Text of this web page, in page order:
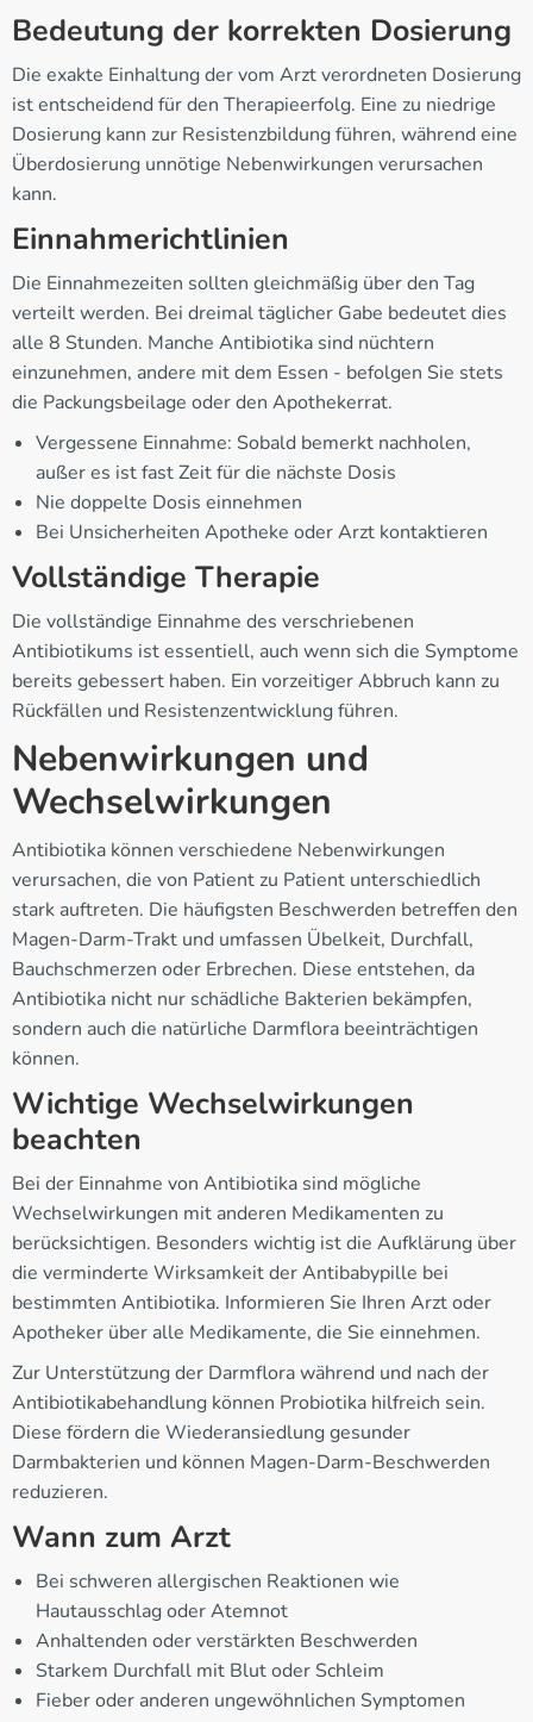
Bedeutung der korrekten Dosierung
Die exakte Einhaltung der vom Arzt verordneten Dosierung
ist entscheidend für den Therapieerfolg. Eine zu niedrige
Dosierung kann zur Resistenzbildung führen, während eine
Überdosierung unnötige Nebenwirkungen verursachen
kann.
Einnahmerichtlinien
Die Einnahmezeiten sollten gleichmäßig über den Tag
verteilt werden. Bei dreimal täglicher Gabe bedeutet dies
alle 8 Stunden. Manche Antibiotika sind nüchtern
einzunehmen, andere mit dem Essen - befolgen Sie stets
die Packungsbeilage oder den Apothekerrat.
Vergessene Einnahme: Sobald bemerkt nachholen,
außer es ist fast Zeit für die nächste Dosis
Nie doppelte Dosis einnehmen
Bei Unsicherheiten Apotheke oder Arzt kontaktieren
Vollständige Therapie
Die vollständige Einnahme des verschriebenen
Antibiotikums ist essentiell, auch wenn sich die Symptome
bereits gebessert haben. Ein vorzeitiger Abbruch kann zu
Rückfällen und Resistenzentwicklung führen.
Nebenwirkungen und
Wechselwirkungen
Antibiotika können verschiedene Nebenwirkungen
verursachen, die von Patient zu Patient unterschiedlich
stark auftreten. Die häufigsten Beschwerden betreffen den
Magen-Darm-Trakt und umfassen Übelkeit, Durchfall,
Bauchschmerzen oder Erbrechen. Diese entstehen, da
Antibiotika nicht nur schädliche Bakterien bekämpfen,
sondern auch die natürliche Darmflora beeinträchtigen
können.
Wichtige Wechselwirkungen
beachten
Bei der Einnahme von Antibiotika sind mögliche
Wechselwirkungen mit anderen Medikamenten zu
berücksichtigen. Besonders wichtig ist die Aufklärung über
die verminderte Wirksamkeit der Antibabypille bei
bestimmten Antibiotika. Informieren Sie Ihren Arzt oder
Apotheker über alle Medikamente, die Sie einnehmen.
Zur Unterstützung der Darmflora während und nach der
Antibiotikabehandlung können Probiotika hilfreich sein.
Diese fördern die Wiederansiedlung gesunder
Darmbakterien und können Magen-Darm-Beschwerden
reduzieren.
Wann zum Arzt
Bei schweren allergischen Reaktionen wie
Hautausschlag oder Atemnot
Anhaltenden oder verstärkten Beschwerden
Starkem Durchfall mit Blut oder Schleim
Fieber oder anderen ungewöhnlichen Symptomen